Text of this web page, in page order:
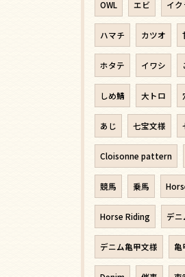
OWL エビ イク
ハマチ カツオ
ホタテ イワシ
しめ鯖 大トロ
あじ 七宝文様
Cloisonne pattern
競馬 乗馬
Horse Riding デニ
デニム亀甲文様 亀